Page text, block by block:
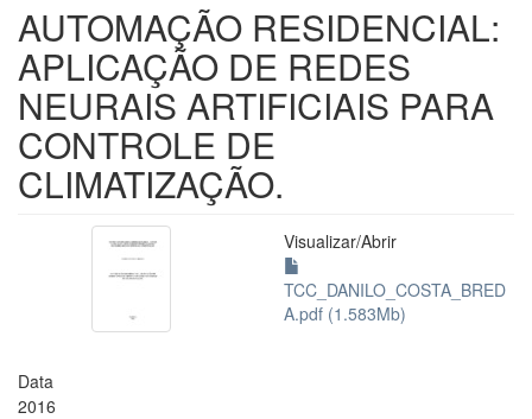
AUTOMAÇÃO RESIDENCIAL:
APLICAÇÃO DE REDES
NEURAIS ARTIFICIAIS PARA
CONTROLE DE
CLIMATIZAÇÃO.
Visualizar/Abrir
TCC_DANILO_COSTA_BRED
A.pdf (1.583Mb)
Data
2016